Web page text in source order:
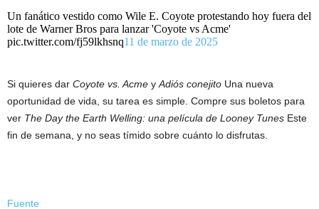
Un fanático vestido como Wile E. Coyote protestando hoy fuera del
lote de Warner Bros para lanzar 'Coyote vs Acme'
pic.twitter.com/fj59lkhsnq11 de marzo de 2025
Si quieres dar Coyote vs. Acme y Adiós conejito Una nueva
oportunidad de vida, su tarea es simple. Compre sus boletos para
ver The Day the Earth Welling: una película de Looney Tunes Este
fin de semana, y no seas tímido sobre cuánto lo disfrutas.
Fuente